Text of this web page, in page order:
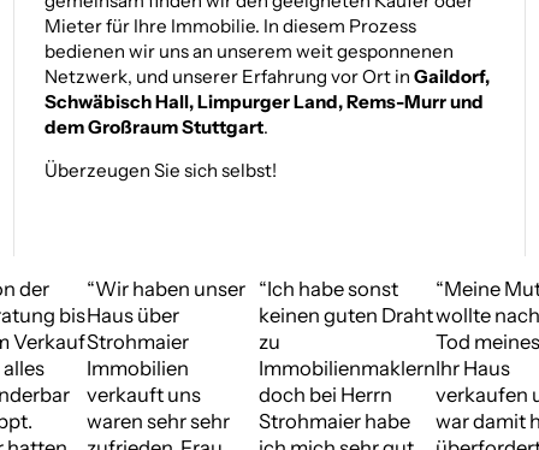
Mieter für Ihre Immobilie. In diesem Prozess
bedienen wir uns an unserem weit gesponnenen
Netzwerk, und unserer Erfahrung vor Ort in Gaildorf,
Schwäbisch Hall, Limpurger Land, Rems-Murr und
dem Großraum Stuttgart.
Überzeugen Sie sich selbst!
DAS
SAGEN
UNSERE
KUNDEN
der
bis
Verkauf
“Wir haben unser
Haus über
Strohmaier
Immobilien
verkauft uns
waren sehr sehr
“Ich habe sonst
keinen guten Draht
zu
Immobilienmaklern
doch bei Herrn
Strohmaier habe
“Meine
wollte
Tod
Ihr Haus
verkaufen
war damit